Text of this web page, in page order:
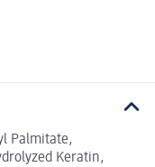
Palmitate,
Keratin,